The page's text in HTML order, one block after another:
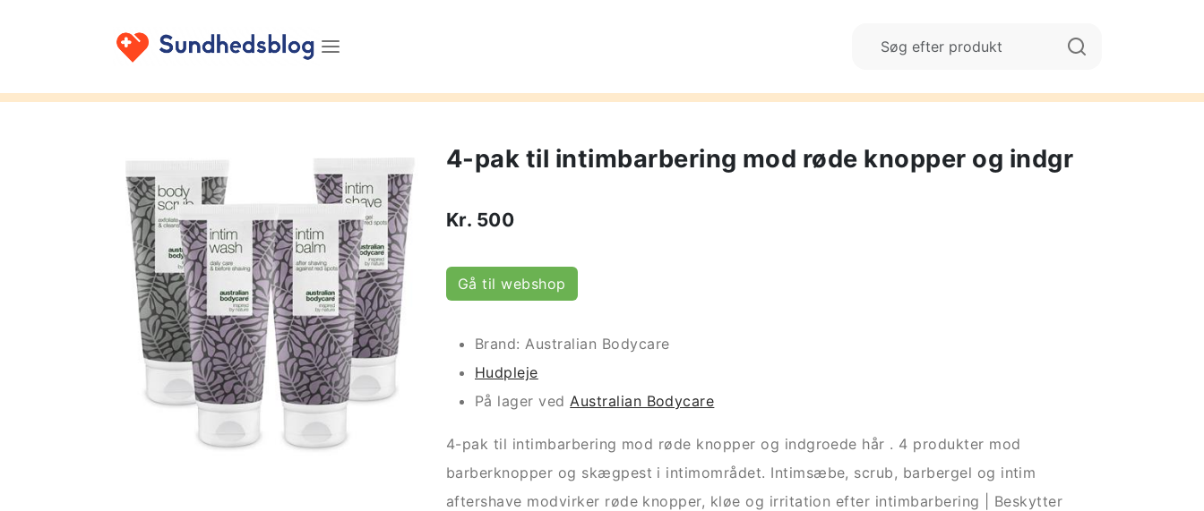
4-pak til intimbarbering mod røde knopper og indgr
Kr. 500
Gå til webshop
Brand: Australian Bodycare
Hudpleje
På lager vedAustralian Bodycare
4-pak til intimbarbering mod røde knopper og indgroede hår . 4 produkter mod
barberknopper og skægpest i intimområdet. Intimsæbe, scrub, barbergel og intim
aftershave modvirker røde knopper, kløe og irritation efter intimbarbering | Beskytter